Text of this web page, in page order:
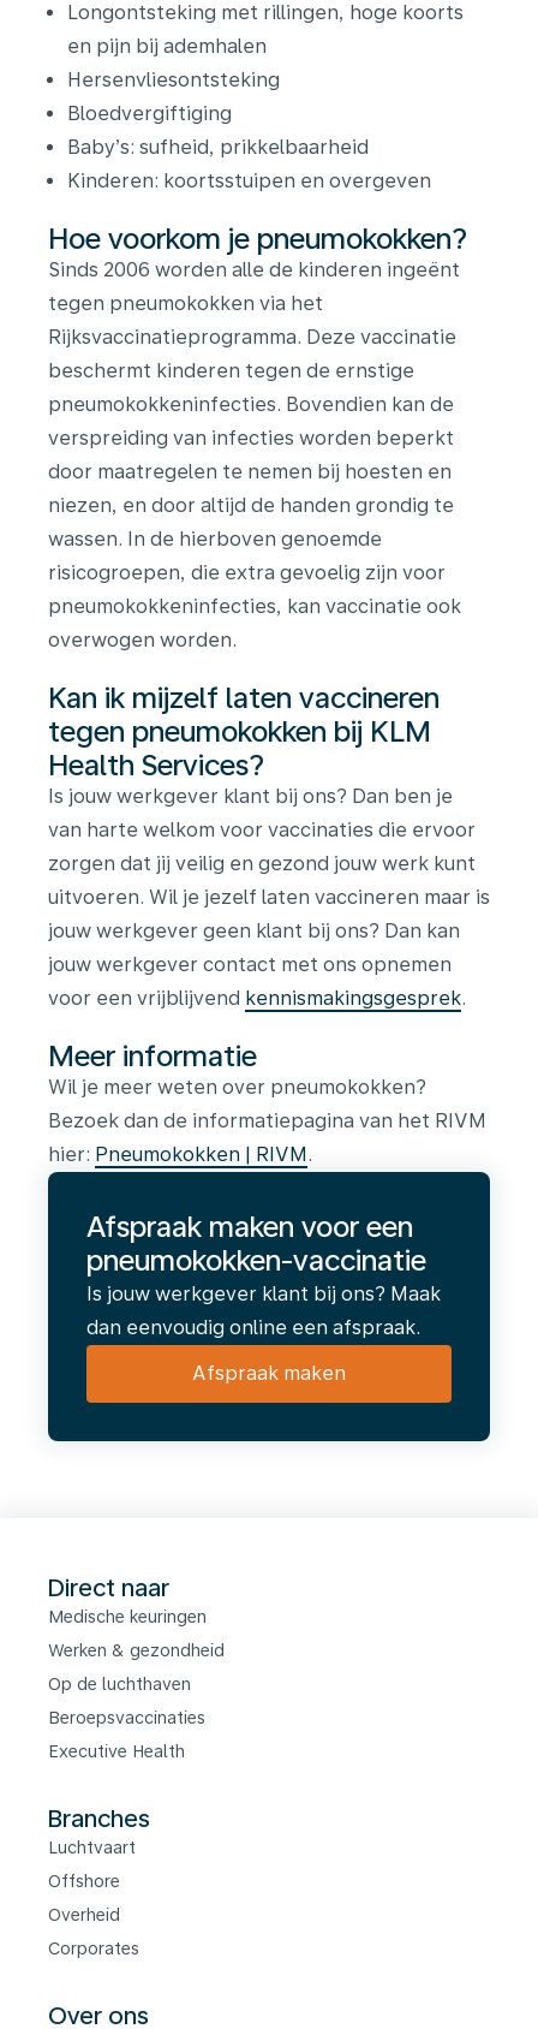
Longontsteking met rillingen, hoge koorts
en pijn bij ademhalen
Hersenvliesontsteking
Bloedvergiftiging
Baby’s: sufheid, prikkelbaarheid
Kinderen: koortsstuipen en overgeven
Hoe voorkom je pneumokokken?
Sinds 2006 worden alle de kinderen ingeënt
tegen pneumokokken via het
Rijksvaccinatieprogramma. Deze vaccinatie
beschermt kinderen tegen de ernstige
pneumokokkeninfecties. Bovendien kan de
verspreiding van infecties worden beperkt
door maatregelen te nemen bij hoesten en
niezen, en door altijd de handen grondig te
wassen. In de hierboven genoemde
risicogroepen, die extra gevoelig zijn voor
pneumokokkeninfecties, kan vaccinatie ook
overwogen worden.
Kan ik mijzelf laten vaccineren
tegen pneumokokken bij KLM
Health Services?
Is jouw werkgever klant bij ons? Dan ben je
van harte welkom voor vaccinaties die ervoor
zorgen dat jij veilig en gezond jouw werk kunt
uitvoeren. Wil je jezelf laten vaccineren maar is
jouw werkgever geen klant bij ons? Dan kan
jouw werkgever contact met ons opnemen
voor een vrijblijvend kennismakingsgesprek.
Meer informatie
Wil je meer weten over pneumokokken?
Bezoek dan de informatiepagina van het RIVM
hier: Pneumokokken | RIVM .
Afspraak maken voor een
pneumokokken-vaccinatie
Is jouw werkgever klant bij ons? Maak
dan eenvoudig online een afspraak.
Afspraak maken
Direct naar
Medische keuringen
Werken & gezondheid
Op de luchthaven
Beroepsvaccinaties
Executive Health
Branches
Luchtvaart
Offshore
Overheid
Corporates
Over ons